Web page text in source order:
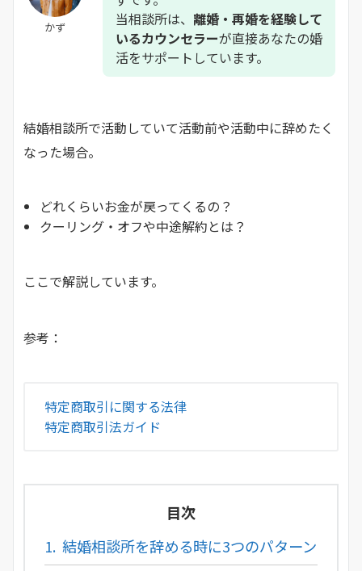
かず
当相談所は、 離婚・再婚を経験して
いるカウンセラーが直接あなたの婚
活をサポートしています。
結婚相談所で活動していて活動前や活動中に辞めたく
なった場合。
どれくらいお金が戻ってくるの？
クーリング・オフや中途解約とは？
ここで解説しています。
参考：
特定商取引に関する法律
特定商取引法ガイド
目次
1. 結婚相談所を辞める時に3つのパターン